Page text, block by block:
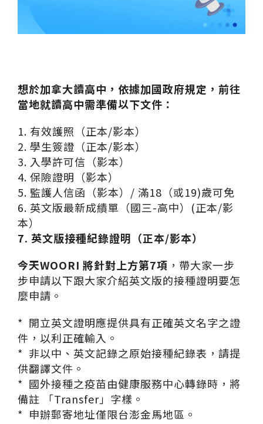
想於加拿大讀高中，依據加國政府規定，前往
當地就讀高中需準備以下文件：
1. 有效護照（正本/影本）
2. 學生簽證（正本/影本）
3. 入學許可信（影本）
4. 保險證明（影本）
5. 監護人信函（影本）/ 滿18（或19)歲可免
6. 英文版最新成績單（國三-高中）(正本/影
本）
7. 英文版接種紀錄證明（正本/影本）
今天WOORI 將針對上方第7項 ，帶大家一步
步申請以下跟大家介紹英文版的接種證明要怎
麼申請。
* 開立英文證明應提供具有正確英文名字之證
件，以利正確輸入。
* 非以中、英文記錄之原始接種紀錄表，請提
供翻譯文件。
* 國外接種之疫苗由健康服務中心轉錄時，將
備註 「Transfer」字樣。
* 申辦郵寄地址僅限台澎金馬地區。